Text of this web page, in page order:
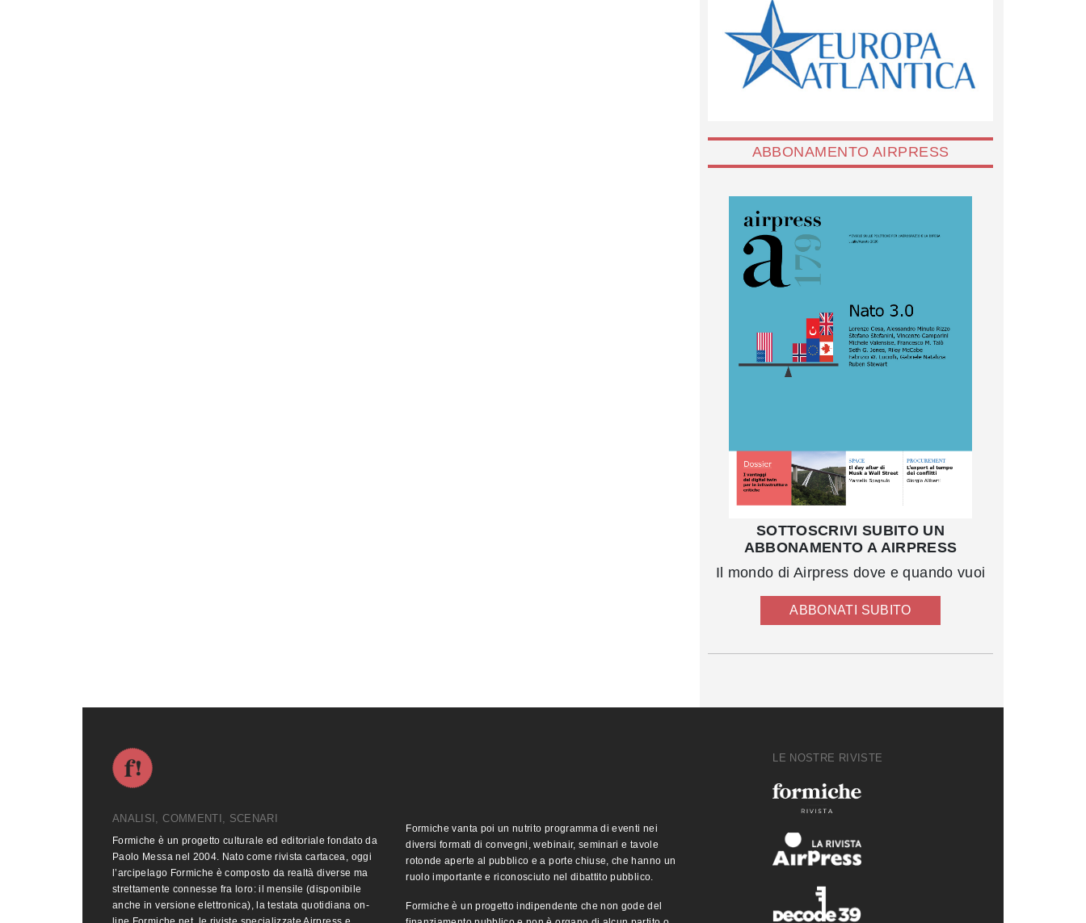
ABBONAMENTO AIRPRESS
SOTTOSCRIVI SUBITO UN
ABBONAMENTO A AIRPRESS
Il mondo di Airpress dove e quando vuoi
ABBONATI SUBITO
ANALISI, COMMENTI, SCENARI
Formiche è un progetto culturale ed editoriale fondato da
Paolo Messa nel 2004. Nato come rivista cartacea, oggi
l’arcipelago Formiche è composto da realtà diverse ma
strettamente connesse fra loro: il mensile (disponibile
anche in versione elettronica), la testata quotidiana on-
Formiche vanta poi un nutrito programma di eventi nei
diversi formati di convegni, webinair, seminari e tavole
rotonde aperte al pubblico e a porte chiuse, che hanno un
ruolo importante e riconosciuto nel dibattito pubblico.
Formiche è un progetto indipendente che non gode del
LE NOSTRE RIVISTE